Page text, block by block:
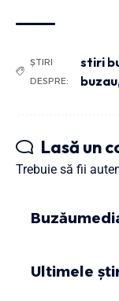
ȘTIRI
DESPRE:
stiri
buzau
Lasă un
Trebuie să fii
Ultimele